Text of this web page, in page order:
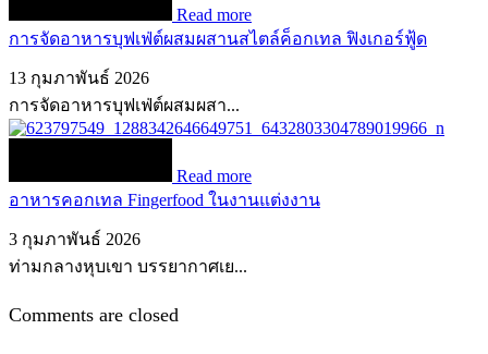
Read more
การจัดอาหารบุฟเฟ่ต์ผสมผสานสไตล์ค็อกเทล ฟิงเกอร์ฟู้ด
13 กุมภาพันธ์ 2026
การจัดอาหารบุฟเฟ่ต์ผสมผสา...
Read more
อาหารคอกเทล Fingerfood ในงานแต่งงาน
3 กุมภาพันธ์ 2026
ท่ามกลางหุบเขา บรรยากาศเย...
Comments are closed